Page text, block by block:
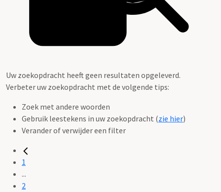
Uw zoekopdracht heeft geen resultaten opgeleverd.
Verbeter uw zoekopdracht met de volgende tips:
Zoek met andere woorden
Gebruik leestekens in uw zoekopdracht (zie hier)
Verander of verwijder een filter
1
...
2